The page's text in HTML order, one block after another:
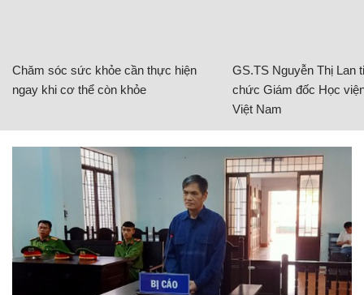
Chăm sóc sức khỏe cần thực hiện
ngay khi cơ thể còn khỏe
GS.TS Nguyễn Thị Lan
chức Giám đốc Học
Việt Nam